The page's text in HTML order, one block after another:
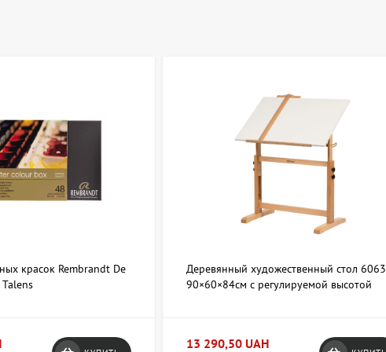
красок Rembrandt De
Деревянный художественный стол 6063
90×60×84см с регулируемой высотой
13 290,50 UAH